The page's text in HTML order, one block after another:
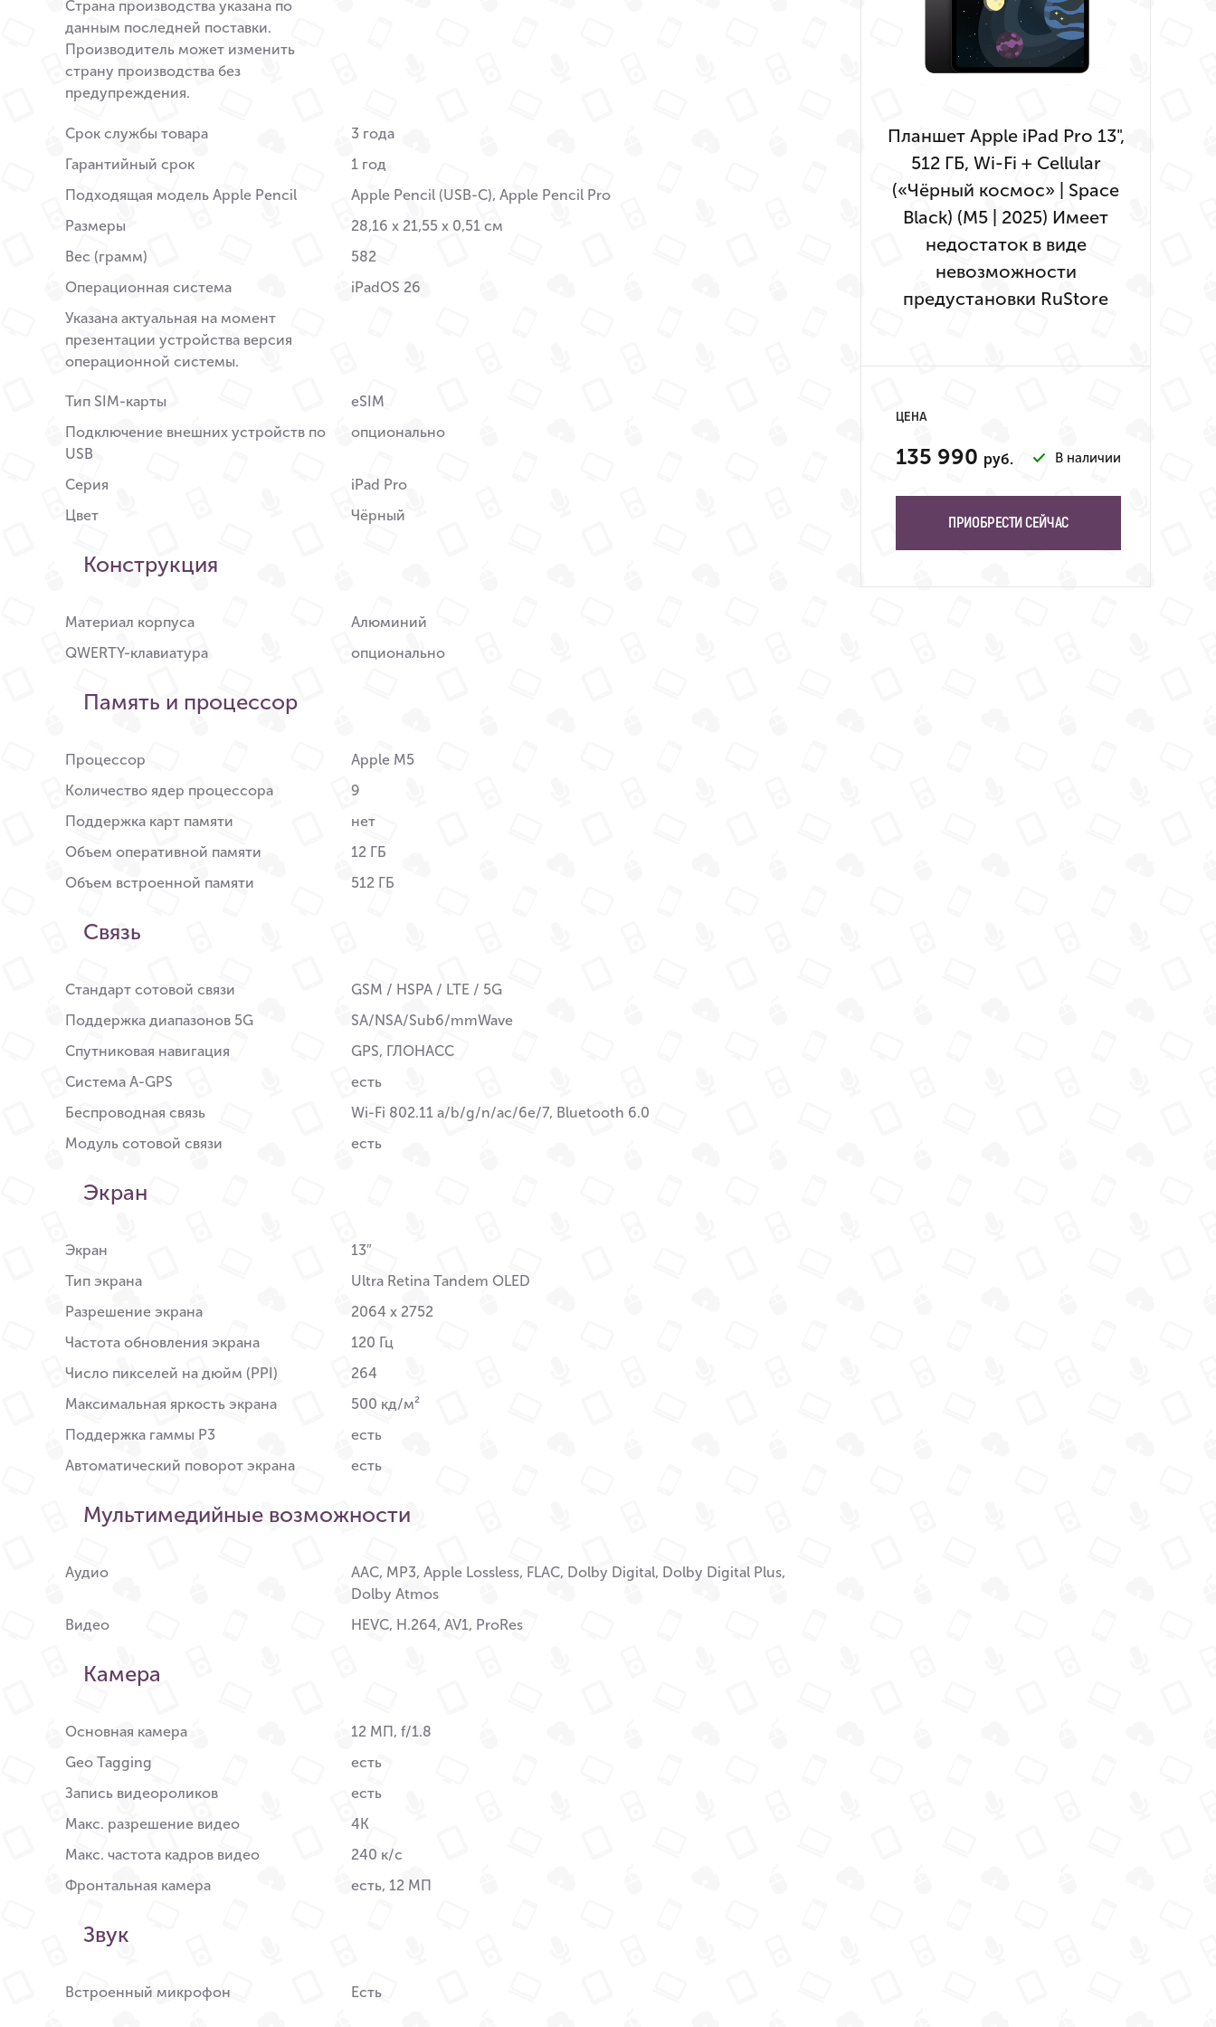
Страна производства указана по
данным последней поставки.
Производитель может изменить
страну производства без
предупреждения.
Срок службы товара
3 года
Гарантийный срок
1 год
Подходящая модель Apple Pencil
Apple Pencil (USB-C), Apple Pencil Pro
Размеры
28,16 x 21,55 x 0,51 см
Вес (грамм)
582
Операционная система
Указана актуальная на момент
презентации устройства версия
операционной системы.
iPadOS 26
Тип SIM-карты
eSIM
Подключение внешних устройств по
USB
опционально
Серия
iPad Pro
Цвет
Чёрный
Конструкция
Материал корпуса
Алюминий
QWERTY-клавиатура
опционально
Память и процессор
Процессор
Apple M5
Количество ядер процессора
9
Поддержка карт памяти
нет
Объем оперативной памяти
12 ГБ
Объем встроенной памяти
512 ГБ
Связь
Стандарт сотовой связи
GSM / HSPA / LTE / 5G
Поддержка диапазонов 5G
SA/NSA/Sub6/mmWave
Спутниковая навигация
GPS, ГЛОНАСС
Система A-GPS
есть
Беспроводная связь
Wi-Fi 802.11 a/b/g/n/ac/6e/7, Bluetooth 6.0
Модуль сотовой связи
есть
Экран
Экран
13″
Тип экрана
Ultra Retina Tandem OLED
Разрешение экрана
2064 x 2752
Частота обновления экрана
120 Гц
Число пикселей на дюйм (PPI)
264
Максимальная яркость экрана
500 кд/м²
Поддержка гаммы P3
есть
Автоматический поворот экрана
есть
Мультимедийные возможности
Аудио
AAC, MP3, Apple Lossless, FLAC, Dolby Digital, Dolby Digital Plus,
Dolby Atmos
Видео
HEVC, H.264, AV1, ProRes
Камера
Основная камера
12 МП, f/1.8
Geo Tagging
есть
Запись видеороликов
есть
Макс. разрешение видео
4K
Макс. частота кадров видео
240 к/с
Фронтальная камера
есть, 12 МП
Звук
Встроенный микрофон Есть
Планшет Apple iPad Pro 13",
512 ГБ, Wi-Fi + Cellular
(«Чёрный космос» | Space
Black) (M5 | 2025) Имеет
недостаток в виде
невозможности
предустановки RuStore
ЦЕНА
135 990 руб. В наличии
ПРИОБРЕСТИ СЕЙЧАС